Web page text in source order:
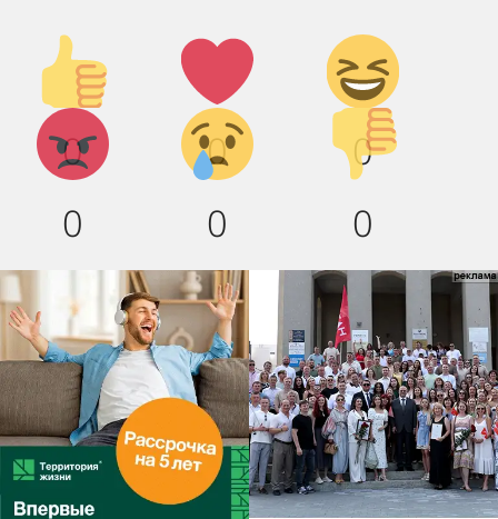
Палец
вверх!
0
Лайк!
0
Дикий
смех!
0
Агрессия!
0
Грусть
:(
0
Палец
вниз!
0